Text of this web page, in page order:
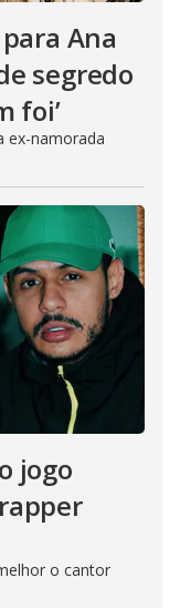
Ana
segredo
foi’
ex-namorada
jogo
o cantor